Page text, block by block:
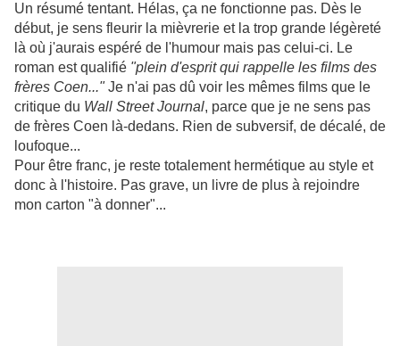
Un résumé tentant. Hélas, ça ne fonctionne pas. Dès le
début, je sens fleurir la mièvrerie et la trop grande légèreté
là où j'aurais espéré de l'humour mais pas celui-ci. Le
roman est qualifié "plein d'esprit qui rappelle les films des
frères Coen..."Je n'ai pas dû voir les mêmes films que le
critique du Wall Street Journal, parce que je ne sens pas
de frères Coen là-dedans. Rien de subversif, de décalé, de
loufoque...
Pour être franc, je reste totalement hermétique au style et
donc à l'histoire. Pas grave, un livre de plus à rejoindre
mon carton "à donner"...